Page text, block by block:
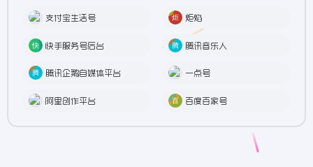
支付宝生活号 炬焰
快手服务号后台 腾讯音乐人
腾讯企鹅自媒体平台 一点号
阿里创作平台 百度百家号